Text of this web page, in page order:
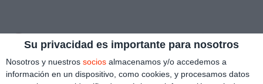
Su privacidad es importante para nosotros
Nosotros y nuestros socios almacenamos y/o accedemos a
información en un dispositivo, como cookies, y procesamos datos
SÍGUENOS